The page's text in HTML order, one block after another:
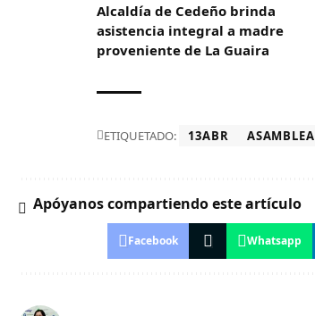
Alcaldía de Cedeño brinda
asistencia integral a madre
proveniente de La Guaira
ETIQUETADO: 13ABR ASAMBLEA
Apóyanos compartiendo este artículo
Facebook Whatsapp